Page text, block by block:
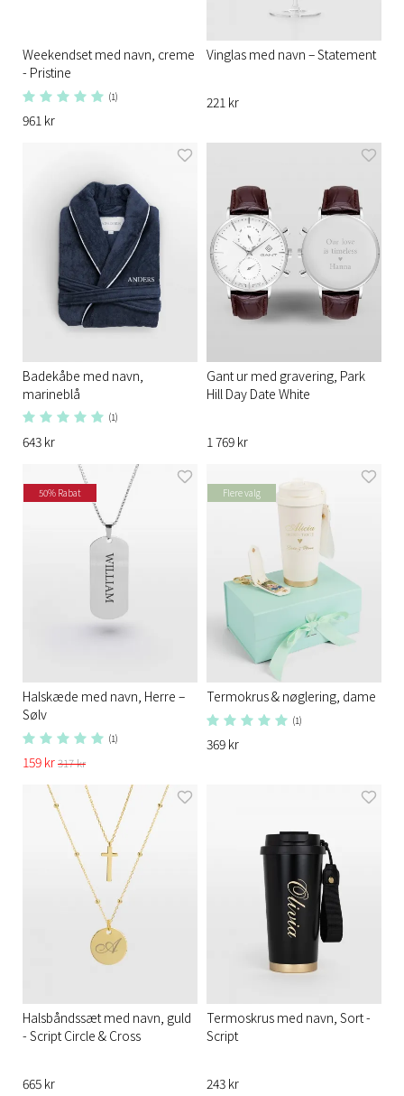
Weekendset med navn, creme
- Pristine
(1)
961 kr
Vinglas med navn – Statement
221 kr
Badekåbe med navn,
marineblå
(1)
643 kr
Gant ur med gravering, Park
Hill Day Date White
1 769 kr
50% Rabat
Halskæde med navn, Herre –
Sølv
(1)
159 kr317 kr
Flere valg
Termokrus & nøglering, dame
(1)
369 kr
Halsbåndssæt med navn, guld
- Script Circle & Cross
665 kr
Termoskrus med navn, Sort -
Script
243 kr